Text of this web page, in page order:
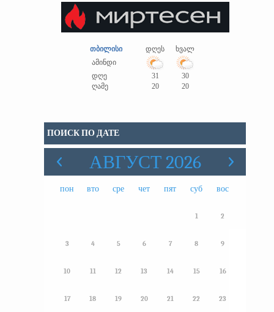
თბილისი დღეს
ხვალ
ამინდი
დღე
31
30
ღამე
20 20
ПОИСК ПО ДАТЕ
АВГУСТ 2026
пон вто сре чет пят суб вос
1 2
3 4 5 6 7 8 9
10 11 12 13 14 15 16
17 18 19 20 21 22 23